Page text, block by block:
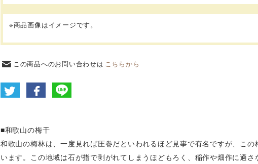
※商品画像はイメージです。
この商品へのお問い合わせは こちらから
■和歌山の梅干
和歌山の梅林は、一度見れば圧巻だといわれるほど見事で有名ですが、こ
います。この地域は石が指で剥がれてしまうほどもろく、稲作や畑作に適